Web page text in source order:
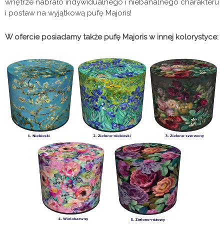
wnętrze nabrało indywidualnego i niebanalnego charakteru
i postaw na wyjątkową pufę Majoris!
W ofercie posiadamy także pufę Majoris w innej kolorystyce: